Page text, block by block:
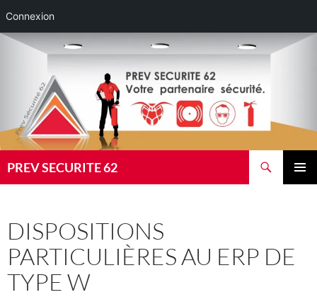
Connexion
Aller
PREV SECURITE 62
DISPOSITIONS
PARTICULIÈRES AU ERP DE
TYPE W